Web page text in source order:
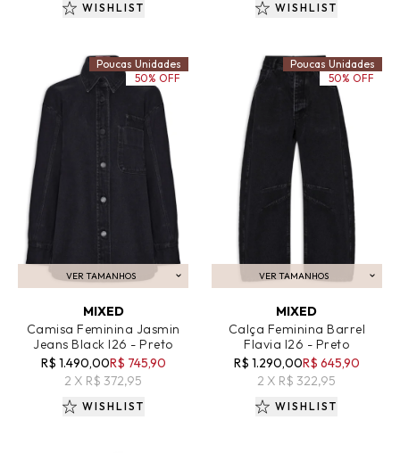
WISHLIST WISHLIST
VER TAMANHOS
ADICIONAR AO CARRINHO
MIXED
Camisa Feminina Jasmin
Jeans Black I26 - Preto
R$ 1.490,00R$ 745,90
2 X R$ 372,95
Poucas Unidades
50% OFF
WISHLIST
VER TAMANHOS
ADICIONAR AO CARRINHO
MIXED
Calça Feminina Barrel
Flavia I26 - Preto
R$ 1.290,00R$ 645,90
2 X R$ 322,95
Poucas Unidades
50% OFF
WISHLIST